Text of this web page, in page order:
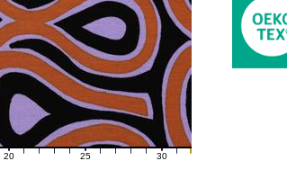
20 21 22 23 24 25 26 27 28 29 30 31